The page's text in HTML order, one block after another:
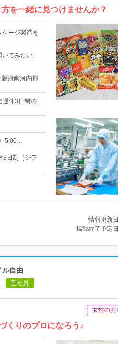
を一緒に見つけませんか？
ケージ製造を
てみたい」
阪府南河内郡
週休3日制の
5:00…
3日制（シフ
情報更新
掲載終了予定
自由
正社員
女性のお
くりのプロになろう♪